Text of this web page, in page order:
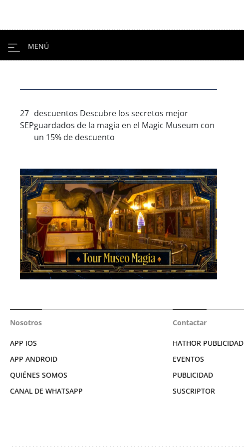
27
SEP
descuentos Descubre los secretos mejor
guardados de la magia en el Magic Museum con
un 15% de descuento
Nosotros
APP IOS
APP ANDROID
QUIÉNES SOMOS
CANAL DE WHATSAPP
Contactar
HATHOR PUBLICIDAD
EVENTOS
PUBLICIDAD
SUSCRIPTOR